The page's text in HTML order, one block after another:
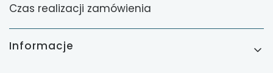
Czas realizacji zamówienia
Informacje